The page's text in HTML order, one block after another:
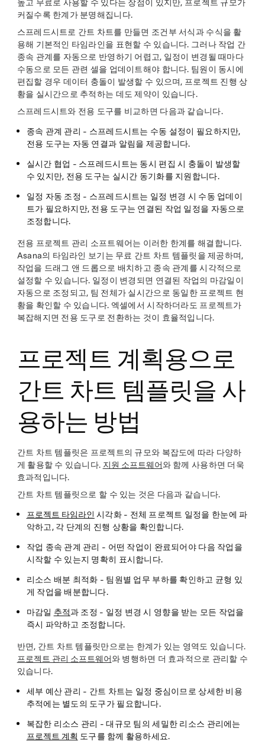
높고 무료로 사용할 수 있다는 장점이 있지만, 프로젝트 규모가
커질수록 한계가 분명해집니다.
스프레드시트로 간트 차트를 만들면 조건부 서식과 수식을 활
용해 기본적인 타임라인을 표현할 수 있습니다. 그러나 작업 간
종속 관계를 자동으로 반영하기 어렵고, 일정이 변경될 때마다
수동으로 모든 관련 셀을 업데이트해야 합니다. 팀원이 동시에
편집할 경우 데이터 충돌이 발생할 수 있으며, 프로젝트 진행 상
황을 실시간으로 추적하는 데도 제약이 있습니다.
스프레드시트와 전용 도구를 비교하면 다음과 같습니다.
종속 관계 관리 - 스프레드시트는 수동 설정이 필요하지만,
전용 도구는 자동 연결과 알림을 제공합니다.
실시간 협업 - 스프레드시트는 동시 편집 시 충돌이 발생할
수 있지만, 전용 도구는 실시간 동기화를 지원합니다.
일정 자동 조정 - 스프레드시트는 일정 변경 시 수동 업데이
트가 필요하지만, 전용 도구는 연결된 작업 일정을 자동으로
조정합니다.
전용 프로젝트 관리 소프트웨어는 이러한 한계를 해결합니다.
Asana의 타임라인 보기는 무료 간트 차트 템플릿을 제공하며,
작업을 드래그 앤 드롭으로 배치하고 종속 관계를 시각적으로
설정할 수 있습니다. 일정이 변경되면 연결된 작업의 마감일이
자동으로 조정되고, 팀 전체가 실시간으로 동일한 프로젝트 현
황을 확인할 수 있습니다. 엑셀에서 시작하더라도 프로젝트가
복잡해지면 전용 도구로 전환하는 것이 효율적입니다.
프로젝트 계획용으로
간트 차트 템플릿을 사
용하는 방법
간트 차트 템플릿은 프로젝트의 규모와 복잡도에 따라 다양하
게 활용할 수 있습니다. 지원 소프트웨어와 함께 사용하면 더욱
효과적입니다.
간트 차트 템플릿으로 할 수 있는 것은 다음과 같습니다.
프로젝트 타임라인 시각화- 전체 프로젝트 일정을 한눈에 파
악하고, 각 단계의 진행 상황을 확인합니다.
작업 종속 관계 관리 - 어떤 작업이 완료되어야 다음 작업을
시작할 수 있는지 명확히 표시합니다.
리소스 배분 최적화 - 팀원별 업무 부하를 확인하고 균형 있
게 작업을 배분합니다.
마감일 추적과 조정 - 일정 변경 시 영향을 받는 모든 작업을
즉시 파악하고 조정합니다.
반면, 간트 차트 템플릿만으로는 한계가 있는 영역도 있습니다.
프로젝트 관리 소프트웨어와 병행하면 더 효과적으로 관리할 수
있습니다.
세부 예산 관리 - 간트 차트는 일정 중심이므로 상세한 비용
추적에는 별도의 도구가 필요합니다.
복잡한 리소스 관리 - 대규모 팀의 세밀한 리소스 관리에는
프로젝트 계획 도구를 함께 활용하세요.